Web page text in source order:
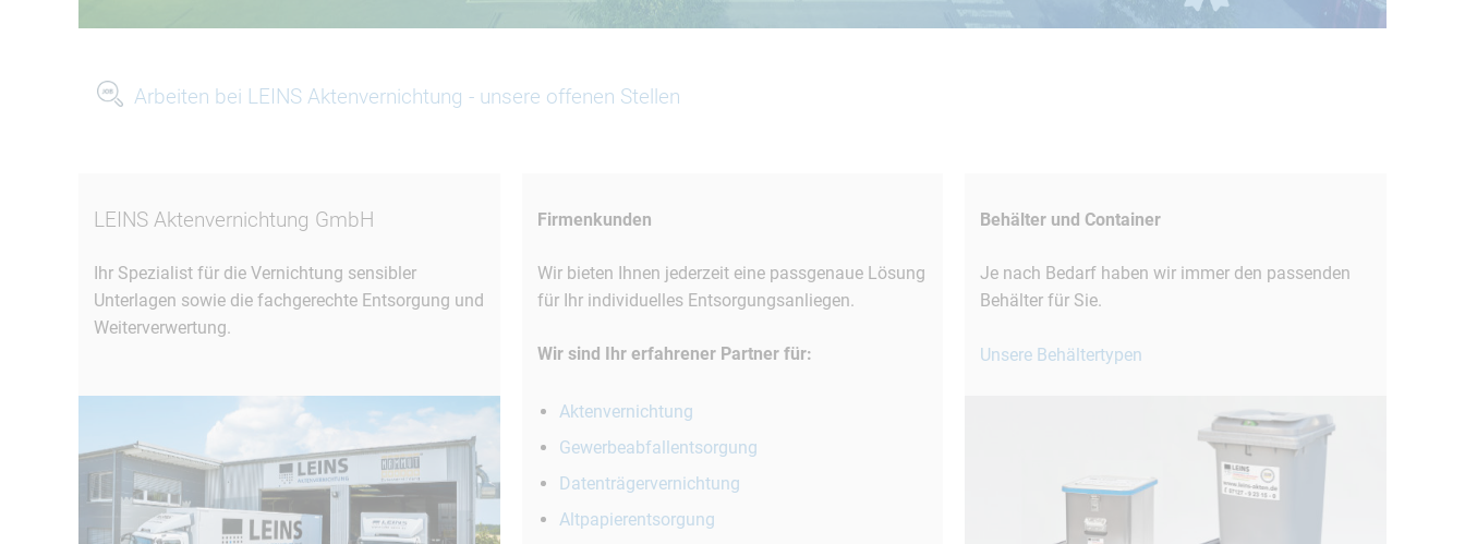
Arbeiten bei LEINS Aktenvernichtung - unsere offenen Stellen
LEINS Aktenvernichtung GmbH
Ihr Spezialist für die Vernichtung sensibler
Unterlagen sowie die fachgerechte Entsorgung und
Weiterverwertung.
Firmenkunden
Wir bieten Ihnen jederzeit eine passgenaue Lösung
für Ihr individuelles Entsorgungsanliegen.
Wir sind Ihr erfahrener Partner für:
Aktenvernichtung
Gewerbeabfallentsorgung
Datenträgervernichtung
Altpapierentsorgung
Behälter und Container
Je nach Bedarf haben wir immer den passenden
Behälter für Sie.
Unsere Behältertypen